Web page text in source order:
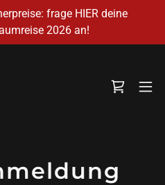
frage HIER deine
2026 an!